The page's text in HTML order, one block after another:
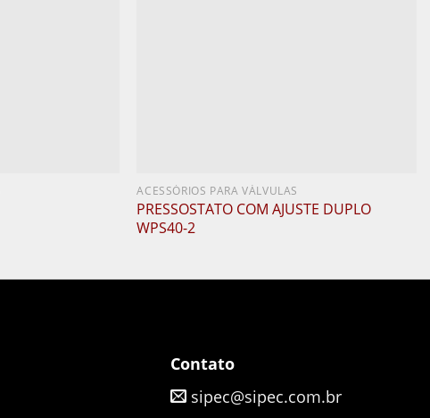
ACESSÓRIOS PARA VÁLVULAS
PRESSOSTATO COM AJUSTE DUPLO
WPS40-2
Contato
sipec@sipec.com.br